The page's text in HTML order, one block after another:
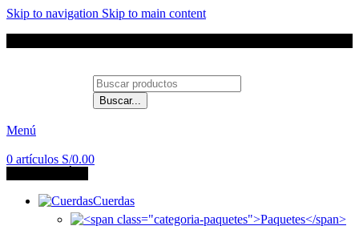
Skip to navigation Skip to main content
Buscar...
Menú
0 artículos S/0.00
Cuerdas